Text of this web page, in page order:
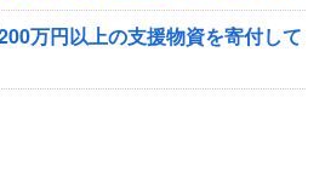
万円以上の支援物資を寄付して